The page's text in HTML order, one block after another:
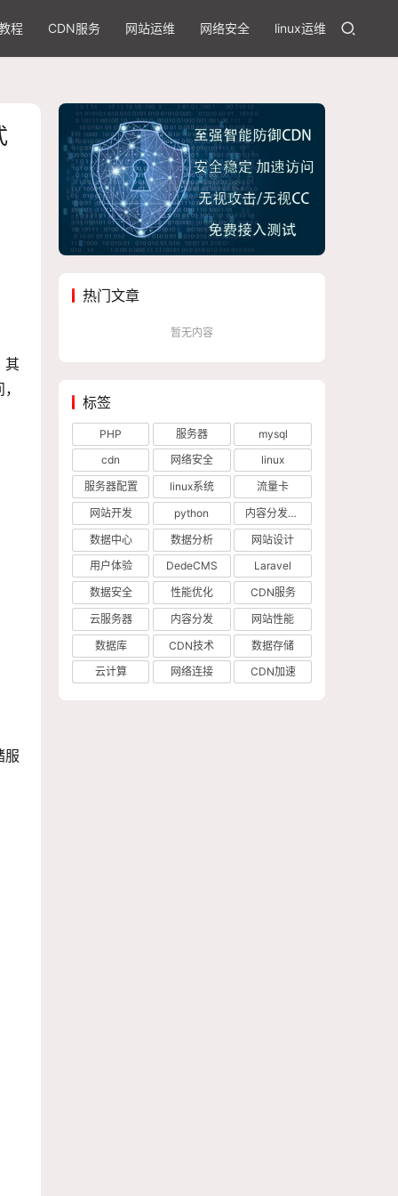
程 CDN服务 网站运维 网络安全 linux运维
其
服
热门文章
暂无内容
标签
PHP 服务器
mysql
cdn
网络安全
linux
服务器配置
linux系统
流量卡
网站开发
python
内容分发网络
数据中心
数据分析
网站设计
用户体验
DedeCMS
Laravel
数据安全
性能优化
CDN服务
云服务器
内容分发
网站性能
数据库
CDN技术
数据存储
云计算
网络连接 CDN加速